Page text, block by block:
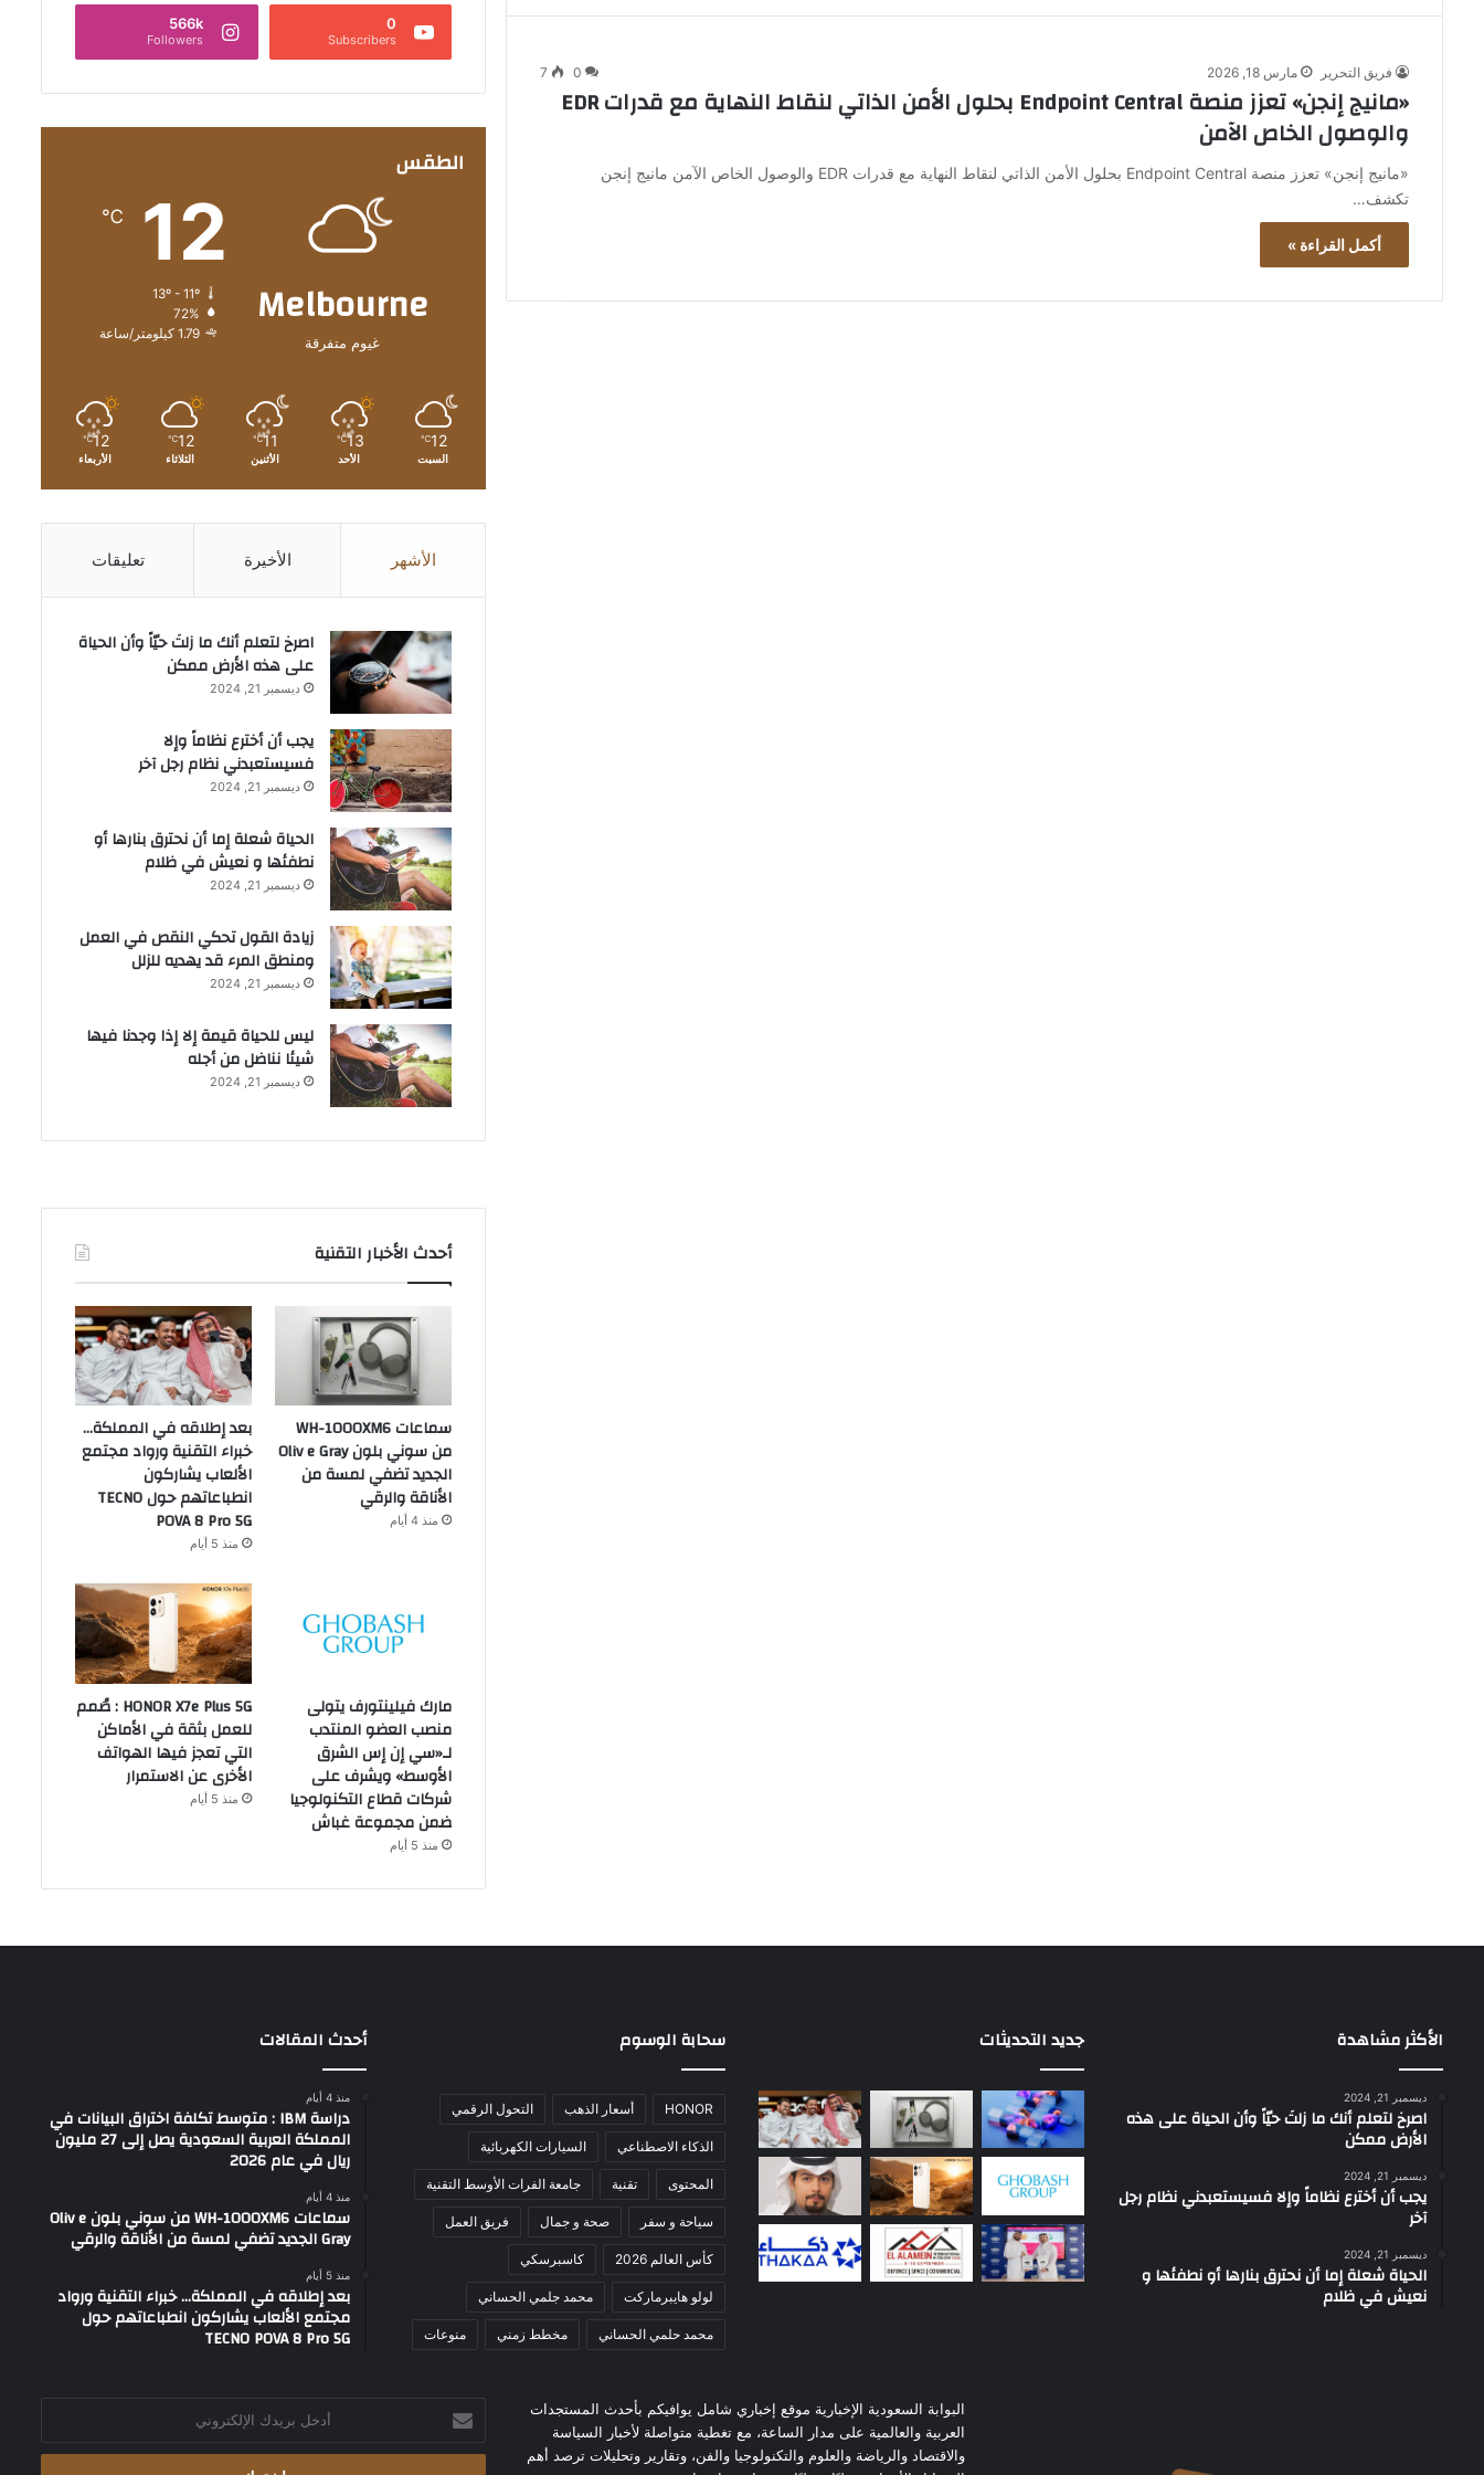
فريق التحرير مارس 18, 2026 0
7
«مانيج إنجن» تعزز منصة Endpoint Central بحلول الأمن الذاتي لنقاط النهاية مع قدرات EDR
والوصول الخاص الآمن
«مانيج إنجن» تعزز منصة Endpoint Central بحلول الأمن الذاتي لنقاط النهاية مع قدرات EDR والوصول الخاص الآمن مانيج إنجن
تكشف…
أكمل القراءة »
0
Subscribers
566k
Followers
الطقس
Melbourne
غيوم متفرقة
12
℃
13º - 11º
72%
1.79 كيلومتر/ساعة
12
℃
السبت
13
℃
الأحد
11
℃
الأثنين
12
℃
الثلاثاء
12
℃
الأربعاء
الأشهر الأخيرة تعليقات
‫اصرخ لتعلم أنك ما زلتَ حيّاً وأن الحياة
على هذه الأرض ممكن
ديسمبر 21, 2024
يجب أن أخترع نظاماً وإلا
فسيستعبدني نظام رجل آخر
ديسمبر 21, 2024
الحياة شعلة إما أن نحترق بنارها أو
نطفئها و نعيش في ظلام
ديسمبر 21, 2024
زيادة القول تحكي النقص في العمل
ومنطق المرء قد يهديه للزلل
ديسمبر 21, 2024
ليس للحياة قيمة إلا إذا وجدنا فيها
شيئا نناضل من أجله
ديسمبر 21, 2024
أحدث الأخبار التقنية
سماعات WH-1000XM6
من سوني بلون Oliv e Gray
الجديد تضفي لمسة من
الأناقة والرقي
منذ 4 أيام
بعد إطلاقه في المملكة…
خبراء التقنية ورواد مجتمع
الألعاب يشاركون
انطباعاتهم حول TECNO
POVA 8 Pro 5G
منذ 5 أيام
مارك فيلينتورف يتولى
منصب العضو المنتدب
لـ«سي إن إس الشرق
الأوسط» ويشرف على
شركات قطاع التكنولوجيا
ضمن مجموعة غباش
منذ 5 أيام
HONOR X7e Plus 5G : صُمم
للعمل بثقة في الأماكن
التي تعجز فيها الهواتف
الأخرى عن الاستمرار
منذ 5 أيام
الأكثر مشاهدة
ديسمبر 21, 2024
‫اصرخ لتعلم أنك ما زلتَ حيّاً وأن الحياة على هذه
الأرض ممكن
ديسمبر 21, 2024
يجب أن أخترع نظاماً وإلا فسيستعبدني نظام رجل
آخر
ديسمبر 21, 2024
الحياة شعلة إما أن نحترق بنارها أو نطفئها و
نعيش في ظلام
جديد التحديثات سحابة الوسوم
HONOR أسعار الذهب التحول الرقمي
الذكاء الاصطناعي السيارات الكهربائية
المحتوى تقنية جامعة الفرات الأوسط التقنية
سياحة و سفر صحة و جمال فريق العمل
كأس العالم 2026 كاسبرسكي
لولو هايبرماركت محمد جلمي الحساني
محمد حلمي الحساني مخطط زمني منوعات
أحدث المقالات
منذ 4 أيام
دراسة IBM : متوسط تكلفة اختراق البيانات في
المملكة العربية السعودية يصل إلى 27 مليون
ريال في عام 2026
منذ 4 أيام
سماعات WH-1000XM6 من سوني بلون Oliv e
Gray الجديد تضفي لمسة من الأناقة والرقي
منذ 5 أيام
بعد إطلاقه في المملكة… خبراء التقنية ورواد
مجتمع الألعاب يشاركون انطباعاتهم حول
TECNO POVA 8 Pro 5G
البوابة السعودية الإخبارية موقع إخباري شامل يوافيكم بأحدث المستجدات
العربية والعالمية على مدار الساعة، مع تغطية متواصلة لأخبار السياسة
والاقتصاد والرياضة والعلوم والتكنولوجيا والفن، وتقارير وتحليلات ترصد أهم
بريدك
الإلكتروني